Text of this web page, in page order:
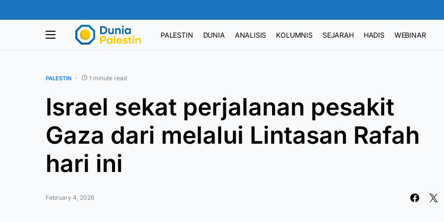
PALESTIN DUNIA ANALISIS KOLUMNIS SEJARAH HADIS WEBINAR
PALESTIN 1 minute read
Israel sekat perjalanan pesakit
Gaza dari melalui Lintasan Rafah
hari ini
February 4, 2026